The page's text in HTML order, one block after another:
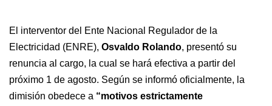
El interventor del Ente Nacional Regulador de la
Electricidad (ENRE), Osvaldo Rolando, presentó su
renuncia al cargo, la cual se hará efectiva a partir del
próximo 1 de agosto. Según se informó oficialmente, la
dimisión obedece a “motivos estrictamente